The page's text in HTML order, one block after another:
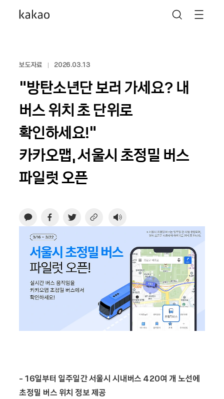
보도자료 2026.03.13
“방탄소년단 보러 가세요? 내
버스 위치 초 단위로
확인하세요!”
카카오맵, 서울시 초정밀 버스
파일럿 오픈
- 16일부터 일주일간 서울시 시내버스 420여 개 노선에
초정밀 버스 위치 정보 제공